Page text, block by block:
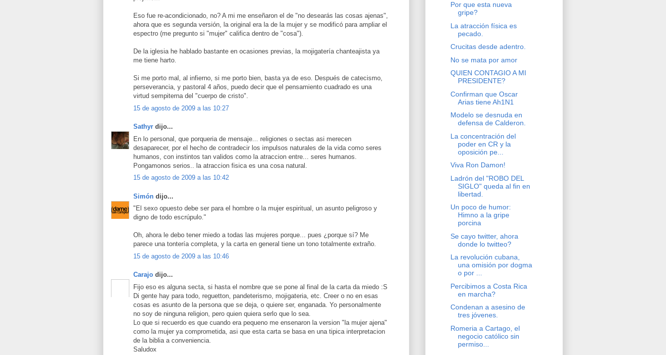
Eso fue re-acondicionado, no? A mi me enseñaron el de "no desearás las cosas ajenas",
ahora que es segunda versión, la original era la de la mujer y se modificó para ampliar el
espectro (me pregunto si "mujer" califica dentro de "cosa").
De la iglesia he hablado bastante en ocasiones previas, la mojigatería chanteajista ya
me tiene harto.
Si me porto mal, al infierno, si me porto bien, basta ya de eso. Después de catecismo,
perseverancia, y pastoral 4 años, puedo decir que el pensamiento cuadrado es una
virtud sempiterna del "cuerpo de cristo".
15 de agosto de 2009 a las 10:27
Sathyr dijo...
En lo personal, que porqueria de mensaje... religiones o sectas asi merecen
desaparecer, por el hecho de contradecir los impulsos naturales de la vida como seres
humanos, con instintos tan validos como la atraccion entre... seres humanos.
Pongamonos serios.. la atraccion fisica es una cosa natural.
15 de agosto de 2009 a las 10:42
Simón dijo...
"El sexo opuesto debe ser para el hombre o la mujer espiritual, un asunto peligroso y
digno de todo escrúpulo."
Oh, ahora le debo tener miedo a todas las mujeres porque... pues ¿porque sí? Me
parece una tontería completa, y la carta en general tiene un tono totalmente extraño.
15 de agosto de 2009 a las 10:46
Carajo dijo...
Fijo eso es alguna secta, si hasta el nombre que se pone al final de la carta da miedo :S
Di gente hay para todo, reguetton, pandeterismo, mojigateria, etc. Creer o no en esas
cosas es asunto de la persona que se deja, o quiere ser, enganada. Yo personalmente
no soy de ninguna religion, pero quien quiera serlo que lo sea.
Lo que si recuerdo es que cuando era pequeno me ensenaron la version "la mujer ajena"
como la mujer ya comprometida, asi que esta carta se basa en una tipica interpretacion
de la biblia a conveniencia.
Saludox
Por que esta nueva
gripe?
La atracción física es
pecado.
Crucitas desde adentro.
No se mata por amor
QUIEN CONTAGIO A MI
PRESIDENTE?
Confirman que Oscar
Arias tiene Ah1N1
Modelo se desnuda en
defensa de Calderon.
La concentración del
poder en CR y la
oposición pe...
Viva Ron Damon!
Ladrón del "ROBO DEL
SIGLO" queda al fin en
libertad.
Un poco de humor:
Himno a la gripe
porcina
Se cayo twitter, ahora
donde lo twitteo?
La revolución cubana,
una omisión por dogma
o por ...
Percibimos a Costa Rica
en marcha?
Condenan a asesino de
tres jóvenes.
Romeria a Cartago, el
negocio católico sin
permiso...